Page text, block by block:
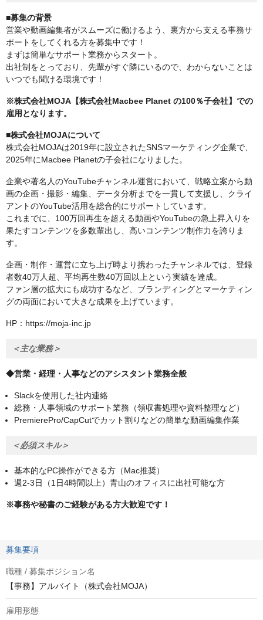
■募集の背景
営業や動画編集者がスムーズに働けるよう、裏方から支える事務サ
ポートをしてくれる方を募集中です！
まずは簡単なサポート業務からスタート。
出社制をとっており、先輩がすぐ隣にいるので、わからないことは
いつでも聞ける環境です！
※株式会社MOJA【株式会社Macbee Planet の100％子会社】での
雇用となります。
■株式会社MOJAについて
株式会社MOJAは2019年に設立されたSNSマーケティング企業で、
2025年にMacbee Planetの子会社になりました。
企業や著名人のYouTubeチャンネル運営において、戦略立案から動
画の企画・撮影・編集、データ分析までを一貫して支援し、クライ
アントのYouTube活用を総合的にサポートしています。
これまでに、100万回再生を超える動画やYouTubeの急上昇入りを
果たすコンテンツを多数輩出し、高いコンテンツ制作力を誇りま
す。
企画・制作・運営に立ち上げ時より携わったチャンネルでは、登録
者数40万人超、平均再生数40万回以上という実績を達成。
ファン層の拡大にも成功するなど、ブランディングとマーケティン
グの両面において大きな成果を上げています。
HP：https://moja-inc.jp
＜主な業務＞
◆営業・経理・人事などのアシスタント業務全般
Slackを使用した社内連絡
総務・人事領域のサポート業務（領収書処理や資料整理など）
PremierePro/CapCutでカット割りなどの簡単な動画編集作業
＜必須スキル＞
基本的なPC操作ができる方（Mac推奨）
週2-3日（1日4時間以上）青山のオフィスに出社可能な方
※事務や秘書のご経験がある方大歓迎です！
募集要項
職種 / 募集ポジション名
【事務】アルバイト（株式会社MOJA）
雇用形態